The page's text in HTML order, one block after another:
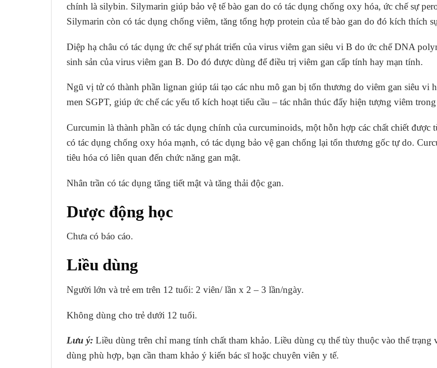
chính là silybin. Silymarin giúp bảo vệ tế bào gan do có tác dụng chống oxy hóa, ức chế sự
Silymarin còn có tác dụng chống viêm, tăng tổng hợp protein của tế bào gan do đó kích thích
Diệp hạ châu có tác dụng ức chế sự phát triển của virus viêm gan siêu vi B do ức chế DNA
sinh sản của virus viêm gan B. Do đó được dùng để điều trị viêm gan cấp tính hay mạn tính.
Ngũ vị tử có thành phần lignan giúp tái tạo các nhu mô gan bị tổn thương do viêm gan siêu vi
men SGPT, giúp ức chế các yếu tố kích hoạt tiểu cầu – tác nhân thúc đẩy hiện tượng viêm
Curcumin là thành phần có tác dụng chính của curcuminoids, một hỗn hợp các chất chiết
có tác dụng chống oxy hóa mạnh, có tác dụng bảo vệ gan chống lại tổn thương gốc tự do.
tiêu hóa có liên quan đến chức năng gan mật.
Nhân trần có tác dụng tăng tiết mật và tăng thải độc gan.
Dược động học
Chưa có báo cáo.
Liều dùng
Người lớn và trẻ em trên 12 tuổi: 2 viên/ lần x 2 – 3 lần/ngày.
Không dùng cho trẻ dưới 12 tuổi.
Lưu ý: Liều dùng trên chỉ mang tính chất tham khảo. Liều dùng cụ thể tùy thuộc vào thể trạng
dùng phù hợp, bạn cần tham khảo ý kiến bác sĩ hoặc chuyên viên y tế.